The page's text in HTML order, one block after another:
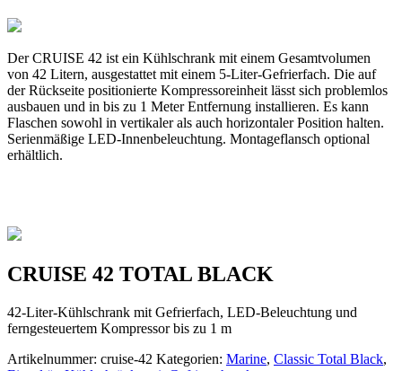
Der CRUISE 42 ist ein Kühlschrank mit einem Gesamtvolumen
von 42 Litern, ausgestattet mit einem 5-Liter-Gefrierfach. Die auf
der Rückseite positionierte Kompressoreinheit lässt sich problemlos
ausbauen und in bis zu 1 Meter Entfernung installieren. Es kann
Flaschen sowohl in vertikaler als auch horizontaler Position halten.
Serienmäßige LED-Innenbeleuchtung. Montageflansch optional
erhältlich.
CRUISE 42 TOTAL BLACK
42-Liter-Kühlschrank mit Gefrierfach, LED-Beleuchtung und
ferngesteuertem Kompressor bis zu 1 m
Artikelnummer: cruise-42 Kategorien: Marine, Classic Total Black,